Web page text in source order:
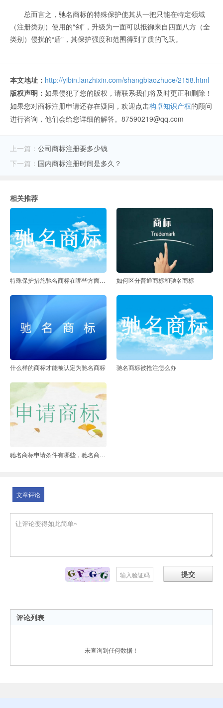
总而言之，驰名商标的特殊保护使其从一把只能在特定领域
（注册类别）使用的“剑”，升级为一面可以抵御来自四面八方（全
类别）侵扰的“盾”，其保护强度和范围得到了质的飞跃。
本文地址： http://yibin.lanzhixin.com/shangbiaozhuce/2158.html
版权声明： 如果侵犯了您的版权，请联系我们将及时更正和删除！
如果您对商标注册申请还存在疑问，欢迎点击构卓知识产权的顾问
进行咨询，他们会给您详细的解答。87590219@qq.com
上一篇： 公司商标注册要多少钱
下一篇： 国内商标注册时间是多久？
相关推荐
特殊保护措施驰名商标在哪些方面突显 如何区分普通商标和驰名商标
什么样的商标才能被认定为驰名商标 驰名商标被抢注怎么办
驰名商标申请条件有哪些，驰名商标好申请吗
文章评论
提交
评论列表
未查询到任何数据！